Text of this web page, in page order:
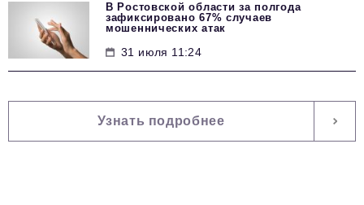
В Ростовской области за полгода
зафиксировано 67% случаев
мошеннических атак
31 июля 11:24
Узнать подробнее